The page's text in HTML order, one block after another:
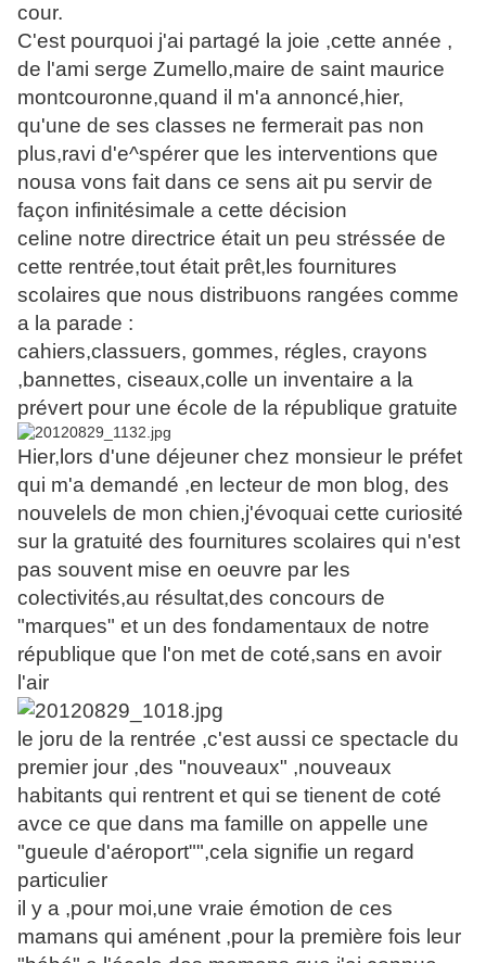
cour.
C'est pourquoi j'ai partagé la joie ,cette année ,
de l'ami serge Zumello,maire de saint maurice
montcouronne,quand il m'a annoncé,hier,
qu'une de ses classes ne fermerait pas non
plus,ravi d'e^spérer que les interventions que
nousa vons fait dans ce sens ait pu servir de
façon infinitésimale a cette décision
celine notre directrice était un peu stréssée de
cette rentrée,tout était prêt,les fournitures
scolaires que nous distribuons rangées comme
a la parade :
cahiers,classuers, gommes, régles, crayons
,bannettes, ciseaux,colle un inventaire a la
prévert pour une école de la république gratuite
Hier,lors d'une déjeuner chez monsieur le préfet
qui m'a demandé ,en lecteur de mon blog, des
nouvelels de mon chien,j'évoquai cette curiosité
sur la gratuité des fournitures scolaires qui n'est
pas souvent mise en oeuvre par les
colectivités,au résultat,des concours de
"marques" et un des fondamentaux de notre
république que l'on met de coté,sans en avoir
l'air
le joru de la rentrée ,c'est aussi ce spectacle du
premier jour ,des "nouveaux" ,nouveaux
habitants qui rentrent et qui se tienent de coté
avce ce que dans ma famille on appelle une
"gueule d'aéroport"",cela signifie un regard
particulier
il y a ,pour moi,une vraie émotion de ces
mamans qui aménent ,pour la première fois leur